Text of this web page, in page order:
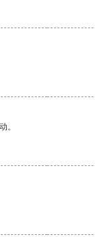
。